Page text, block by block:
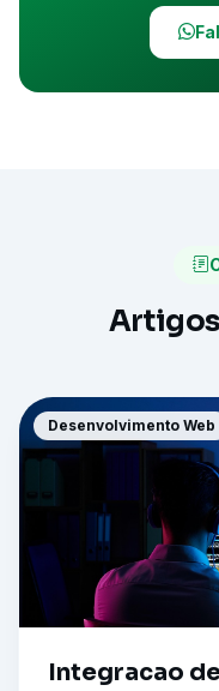
Desenvolvimento Web
Integracao